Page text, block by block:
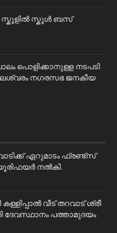
സ്കൂളിൽ സ്കൂൾ ബസ്
പൊളിക്കാനുള്ള നടപടി
നഗരസഭ ജനകീയ
ഏറുമാടം ഫ്രണ്ട്സ്
നൽകി.
വീട് തറവാട് ശ്രീ
ദേവസ്ഥാനം പത്താമുദയം